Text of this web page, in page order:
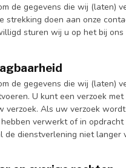
de gegevens die wij (laten)
strekking doen aan onze
sturen wij u op het bij
de gegevens die wij (laten)
U kunt een verzoek
verzoek. Als uw verzoek
verwerkt of in
de dienstverlening niet